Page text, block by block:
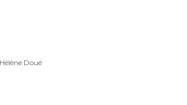
Hélène Doué